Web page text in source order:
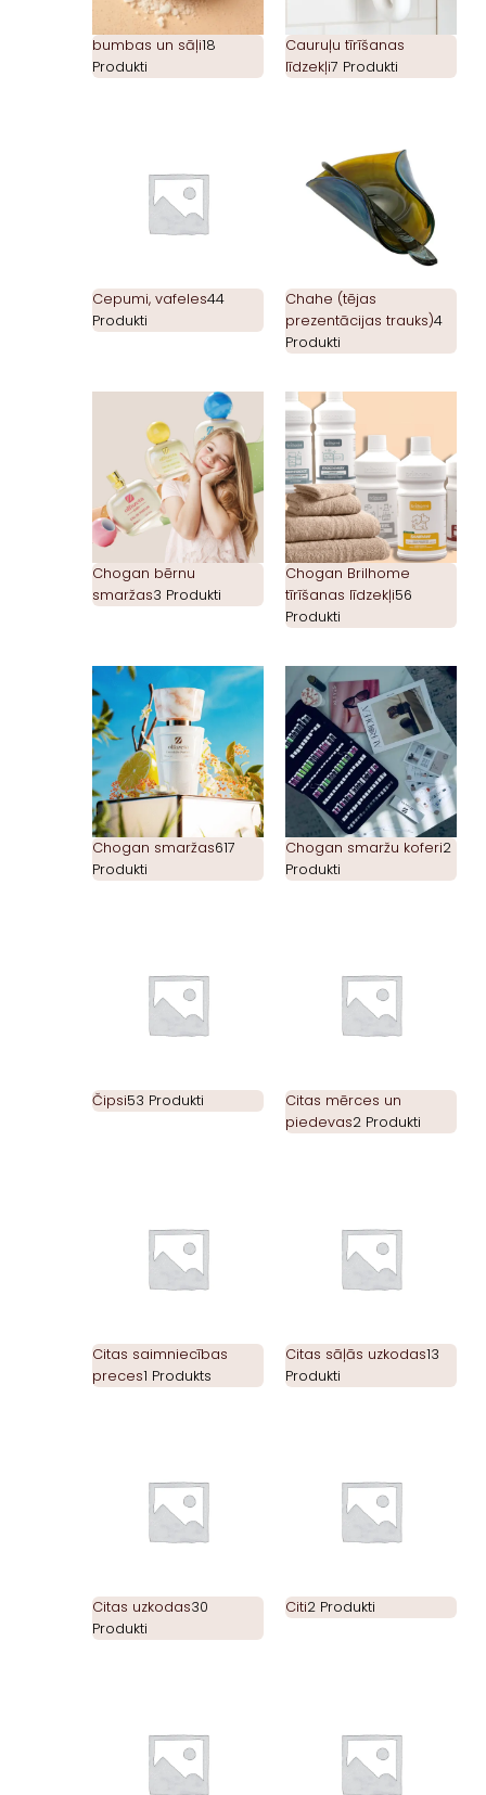
bumbas un sāļi18
Produkti
Cauruļu tīrīšanas
līdzekļi7 Produkti
Cepumi, vafeles44
Produkti
Chahe (tējas
prezentācijas trauks)4
Produkti
Chogan bērnu
smaržas3 Produkti
Chogan Brilhome
tīrīšanas līdzekļi56
Produkti
Chogan smaržas617
Produkti
Chogan smaržu koferi2
Produkti
Čipsi53 Produkti
Citas mērces un
piedevas2 Produkti
Citas saimniecības
preces1 Produkts
Citas sāļās uzkodas13
Produkti
Citas uzkodas30
Produkti
Citi2 Produkti